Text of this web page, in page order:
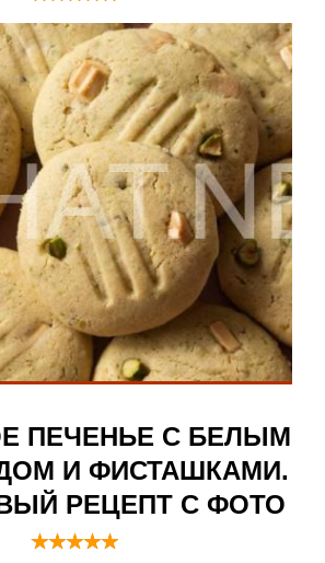
ПЕЧЕНЬЕ С БЕЛЫМ
И ФИСТАШКАМИ.
РЕЦЕПТ С ФОТО